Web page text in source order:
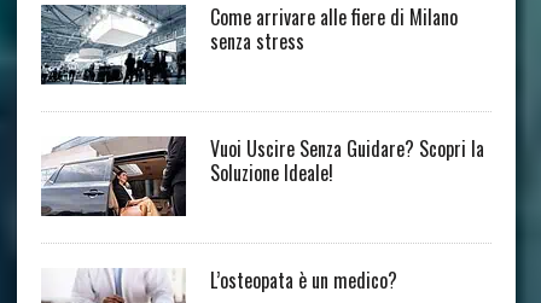
Come arrivare alle fiere di Milano
senza stress
Vuoi Uscire Senza Guidare? Scopri la
Soluzione Ideale!
L’osteopata è un medico?